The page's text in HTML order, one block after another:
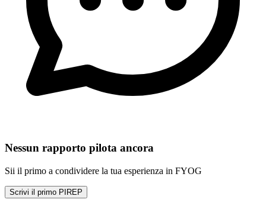
Nessun rapporto pilota ancora
Sii il primo a condividere la tua esperienza in FYOG
Scrivi il primo PIREP